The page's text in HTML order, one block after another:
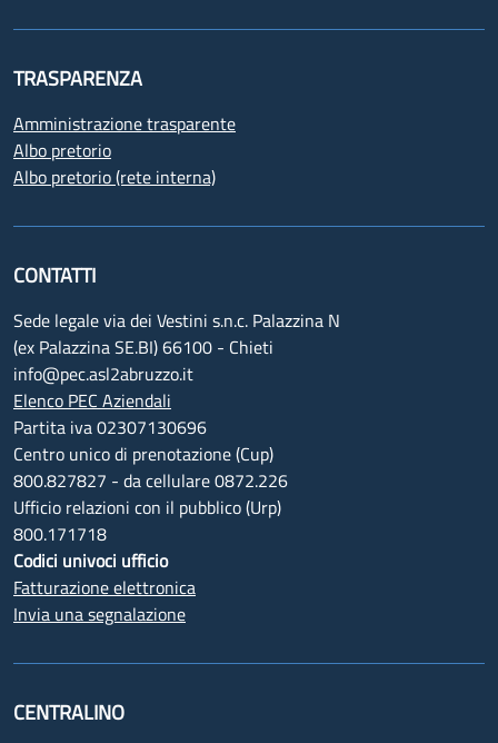
TRASPARENZA
Amministrazione trasparente
Albo pretorio
Albo pretorio (rete interna)
CONTATTI
Sede legale via dei Vestini s.n.c. Palazzina N
(ex Palazzina SE.BI) 66100 - Chieti
info@pec.asl2abruzzo.it
Elenco PEC Aziendali
Partita iva 02307130696
Centro unico di prenotazione (Cup)
800.827827 - da cellulare 0872.226
Ufficio relazioni con il pubblico (Urp)
800.171718
Codici univoci ufficio
Fatturazione elettronica
Invia una segnalazione
CENTRALINO